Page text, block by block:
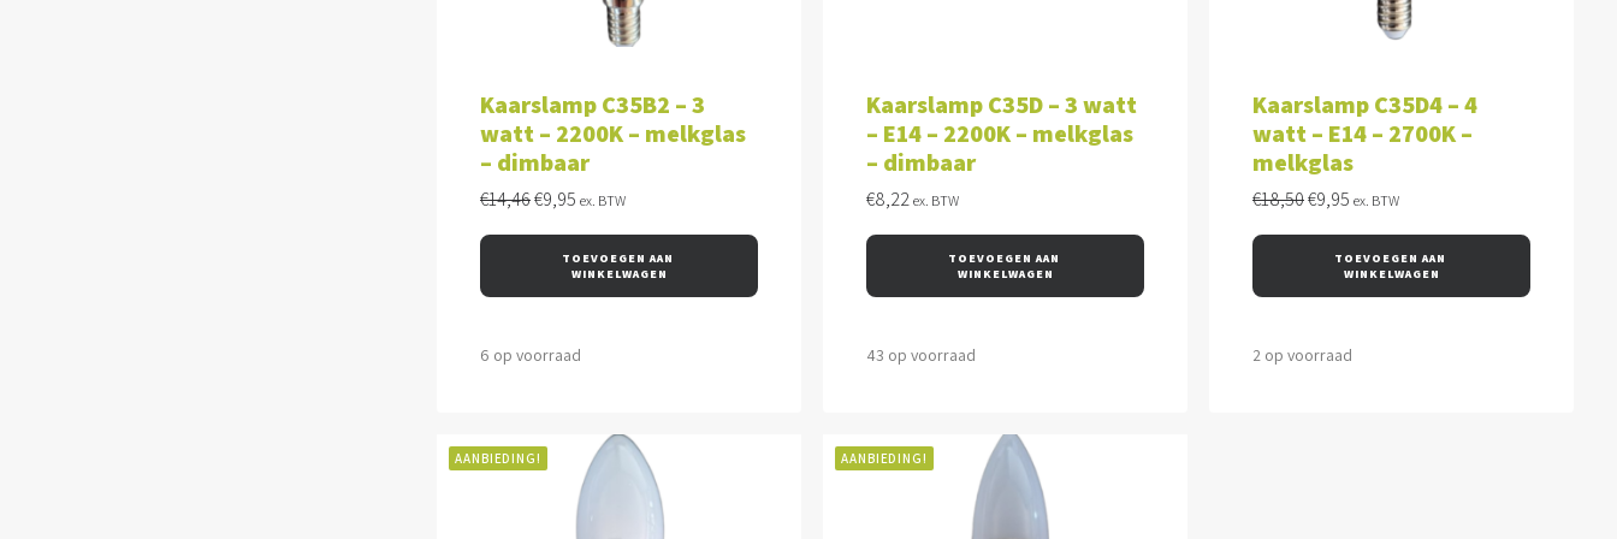
Kaarslamp C35B2 – 3
watt – 2200K – melkglas
– dimbaar
€14,46Oorspronkelijke
€14,46.
€9,95Huidige
€9,95.
ex. BTW
TOEVOEGEN AAN
WINKELWAGEN
6 op voorraad
Kaarslamp C35D – 3 watt
– E14 – 2200K – melkglas
– dimbaar
€8,22 ex. BTW
TOEVOEGEN AAN
WINKELWAGEN
43 op voorraad
Kaarslamp C35D4 – 4
watt – E14 – 2700K –
melkglas
€18,50Oorspronkelijke
€18,50.
€9,95Huidige
€9,95.
ex. BTW
TOEVOEGEN AAN
WINKELWAGEN
2 op voorraad
AANBIEDING! AANBIEDING!